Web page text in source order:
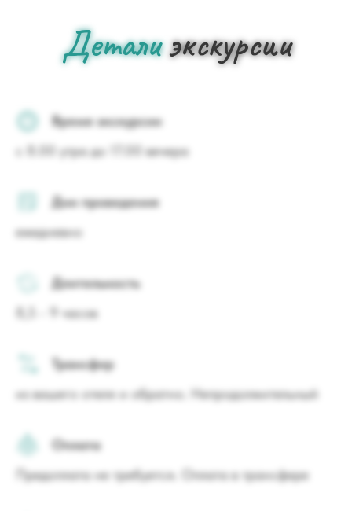
Деталиэкскурсии
Время экскурсии
с 8.00 утра до 17.00 вечера
Дни проведения
ежедневно
Длительность
8,5 - 9 часов
Трансфер
из вашего отеля и обратно. Непродолжительный
Оплата
Предоплата не требуется. Оплата в трансфере